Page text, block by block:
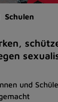
Schulen
und